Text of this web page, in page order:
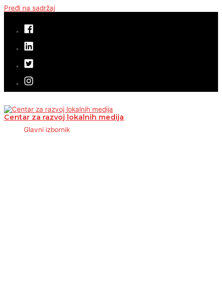
Pređi na sadržaj
Centar za razvoj lokalnih medija
Glavni izbornik